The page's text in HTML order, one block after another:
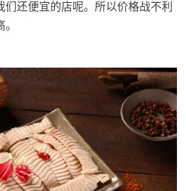
还便宜的店呢。所以价格战不利